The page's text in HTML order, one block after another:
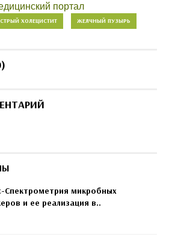
портал
ХОЛЕЦИСТИТ ЖЕЛЧНЫЙ ПУЗЫРЬ
Спектрометрия микробных
и ее реализация в..